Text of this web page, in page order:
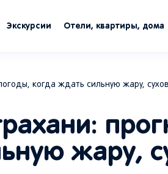
Экскурсии Отели, квартиры, дома
когда ждать сильную жару,
жару,